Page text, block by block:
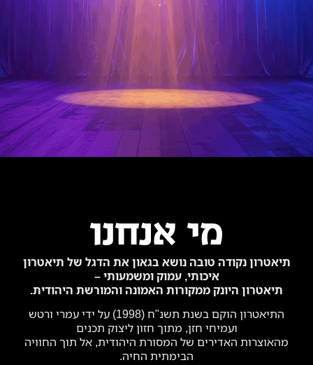
מי אנחנו
תיאטרון נקודה טובה נושא בגאון את הדגל של תיאטרון
איכותי, עמוק ומשמעותי –
תיאטרון היונק ממקורות האמונה והמורשת היהודית.
התיאטרון הוקם בשנת תשנ"ח (1998) על ידי עמרי ורטש
ועמיחי חזן, מתוך חזון ליצוק תכנים
מהאוצרות האדירים של המסורת היהודית, אל תוך החוויה
הבימתית החיה.